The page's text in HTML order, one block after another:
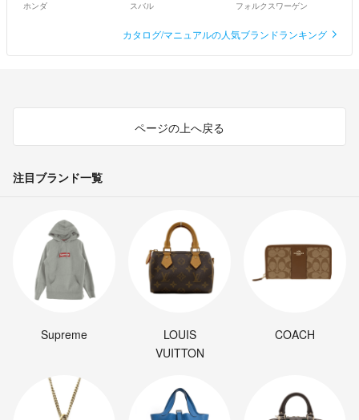
ホンダ スバル フォルクスワーゲン
カタログ/マニュアルの人気ブランドランキング
ページの上へ戻る
注目ブランド一覧
Supreme
LOUIS
VUITTON
COACH